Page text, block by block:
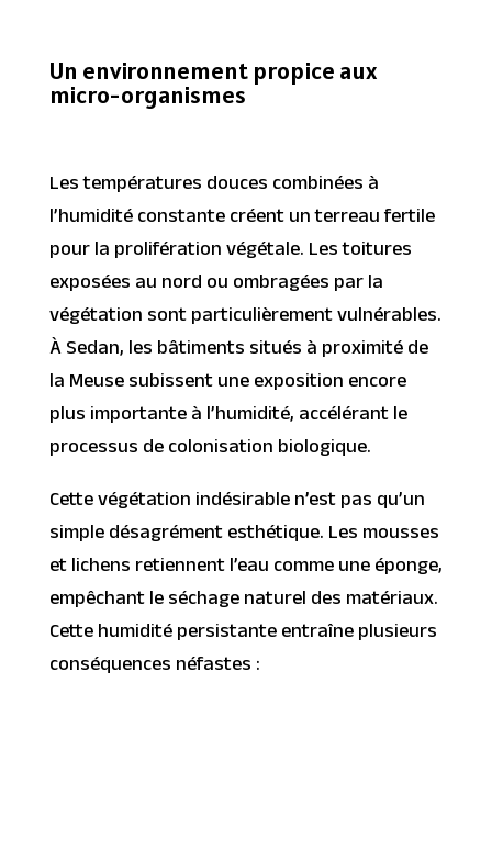
Un environnement propice aux
micro-organismes
Les températures douces combinées à
l’humidité constante créent un terreau fertile
pour la prolifération végétale. Les toitures
exposées au nord ou ombragées par la
végétation sont particulièrement vulnérables.
À Sedan, les bâtiments situés à proximité de
la Meuse subissent une exposition encore
plus importante à l’humidité, accélérant le
processus de colonisation biologique.
Cette végétation indésirable n’est pas qu’un
simple désagrément esthétique. Les mousses
et lichens retiennent l’eau comme une éponge,
empêchant le séchage naturel des matériaux.
Cette humidité persistante entraîne plusieurs
conséquences néfastes :